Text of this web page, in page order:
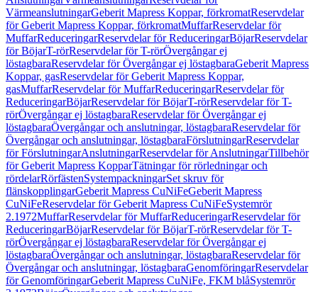
VärmeanslutningarGeberit Mapress Koppar, förkromatReservdelar
för Geberit Mapress Koppar, förkromatMuffarReservdelar för
MuffarReduceringarReservdelar för ReduceringarBöjarReservdelar
för BöjarT-rörReservdelar för T-rörÖvergångar ej
löstagbaraReservdelar för Övergångar ej löstagbaraGeberit Mapress
Koppar, gasReservdelar för Geberit Mapress Koppar,
gasMuffarReservdelar för MuffarReduceringarReservdelar för
ReduceringarBöjarReservdelar för BöjarT-rörReservdelar för T-
rörÖvergångar ej löstagbaraReservdelar för Övergångar ej
löstagbaraÖvergångar och anslutningar, löstagbaraReservdelar för
Övergångar och anslutningar, löstagbaraFörslutningarReservdelar
för FörslutningarAnslutningarReservdelar för AnslutningarTillbehör
för Geberit Mapress KopparTätningar för rörledningar och
rördelarRörfästenSystempackningarSet skruv för
flänskopplingarGeberit Mapress CuNiFeGeberit Mapress
CuNiFeReservdelar för Geberit Mapress CuNiFeSystemrör
2.1972MuffarReservdelar för MuffarReduceringarReservdelar för
ReduceringarBöjarReservdelar för BöjarT-rörReservdelar för T-
rörÖvergångar ej löstagbaraReservdelar för Övergångar ej
löstagbaraÖvergångar och anslutningar, löstagbaraReservdelar för
Övergångar och anslutningar, löstagbaraGenomföringarReservdelar
för GenomföringarGeberit Mapress CuNiFe, FKM blåSystemrör